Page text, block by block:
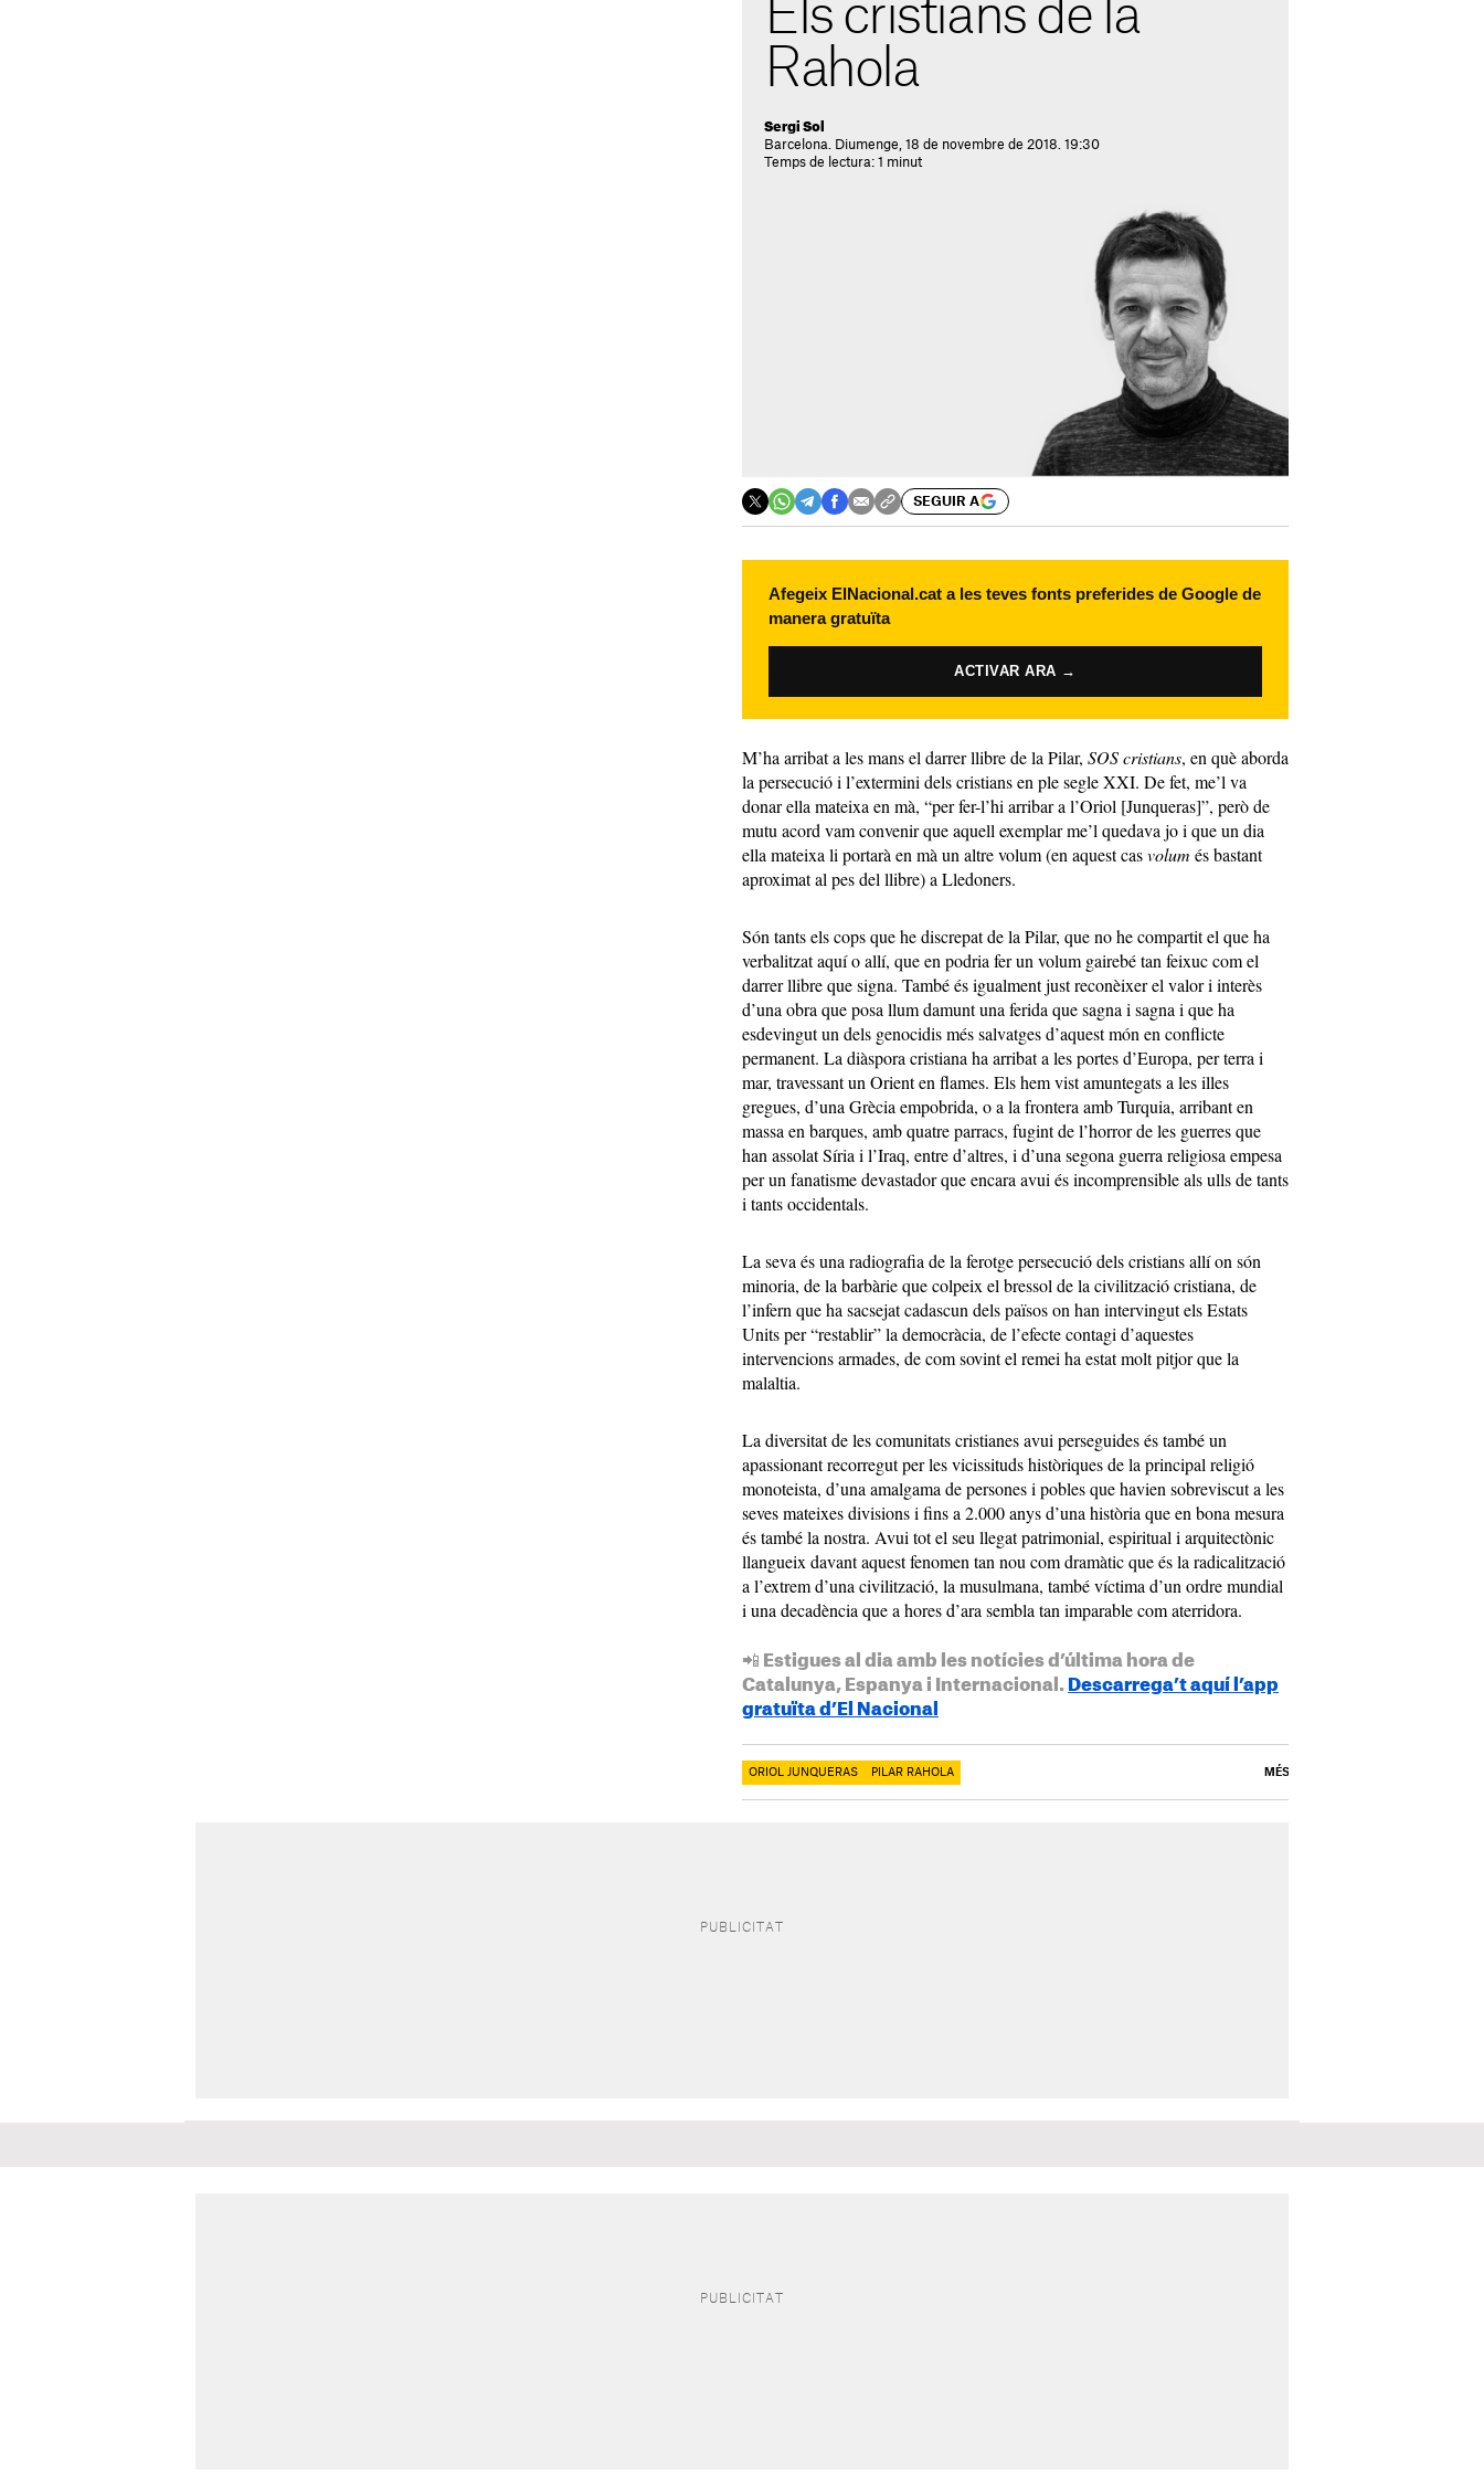
Els cristians de la
Rahola
Sergi Sol
Barcelona. Diumenge, 18 de novembre de 2018. 19:30
Temps de lectura: 1 minut
SEGUIR A
Afegeix ElNacional.cat a les teves fonts preferides de Google de
manera gratuïta
ACTIVAR ARA →
M’ha arribat a les mans el darrer llibre de la Pilar, SOS cristians, en què aborda
la persecució i l’extermini dels cristians en ple segle XXI. De fet, me’l va
donar ella mateixa en mà, “per fer-l’hi arribar a l’Oriol [Junqueras]”, però de
mutu acord vam convenir que aquell exemplar me’l quedava jo i que un dia
ella mateixa li portarà en mà un altre volum (en aquest casvolum és bastant
aproximat al pes del llibre) a Lledoners.
Són tants els cops que he discrepat de la Pilar, que no he compartit el que ha
verbalitzat aquí o allí, que en podria fer un volum gairebé tan feixuc com el
darrer llibre que signa. També és igualment just reconèixer el valor i interès
d’una obra que posa llum damunt una ferida que sagna i sagna i que ha
esdevingut un dels genocidis més salvatges d’aquest món en conflicte
permanent. La diàspora cristiana ha arribat a les portes d’Europa, per terra i
mar, travessant un Orient en flames. Els hem vist amuntegats a les illes
gregues, d’una Grècia empobrida, o a la frontera amb Turquia, arribant en
massa en barques, amb quatre parracs, fugint de l’horror de les guerres que
han assolat Síria i l’Iraq, entre d’altres, i d’una segona guerra religiosa empesa
per un fanatisme devastador que encara avui és incomprensible als ulls de tants
i tants occidentals.
La seva és una radiografia de la ferotge persecució dels cristians allí on són
minoria, de la barbàrie que colpeix el bressol de la civilització cristiana, de
l’infern que ha sacsejat cadascun dels països on han intervingut els Estats
Units per “restablir” la democràcia, de l’efecte contagi d’aquestes
intervencions armades, de com sovint el remei ha estat molt pitjor que la
malaltia.
La diversitat de les comunitats cristianes avui perseguides és també un
apassionant recorregut per les vicissituds històriques de la principal religió
monoteista, d’una amalgama de persones i pobles que havien sobreviscut a les
seves mateixes divisions i fins a 2.000 anys d’una història que en bona mesura
és també la nostra. Avui tot el seu llegat patrimonial, espiritual i arquitectònic
llangueix davant aquest fenomen tan nou com dramàtic que és la radicalització
a l’extrem d’una civilització, la musulmana, també víctima d’un ordre mundial
i una decadència que a hores d’ara sembla tan imparable com aterridora.
📲 Estigues al dia amb les notícies d’última hora de
Catalunya, Espanya i Internacional. Descarrega’t aquí l’app
gratuïta d’El Nacional
ORIOL JUNQUERAS PILAR RAHOLA MÉS